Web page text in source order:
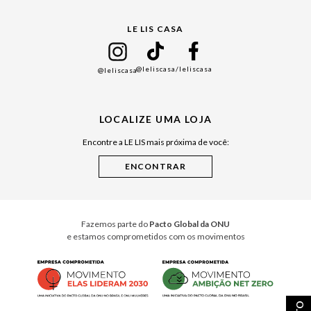
Cuidados Casa
LE LIS CASA
@leliscasa@leliscasa/leliscasa
LOCALIZE UMA LOJA
Encontre a LE LIS mais próxima de você:
Fazemos parte do Pacto Global da ONU
e estamos comprometidos com os movimentos